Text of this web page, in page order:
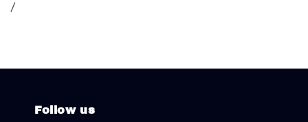
/
Follow us